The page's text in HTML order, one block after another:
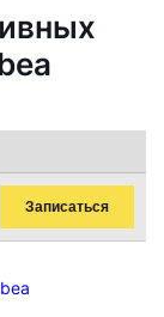
Записаться